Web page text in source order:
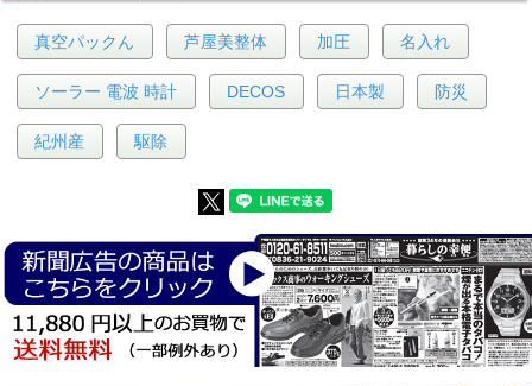
真空パックん 芦屋美整体 加圧 名入れ
ソーラー 電波 時計 DECOS 日本製 防災
紀州産 駆除